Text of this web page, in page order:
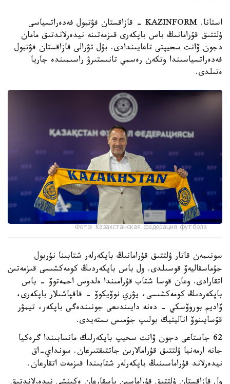
استانا. KAZINFORM - قازاقستان فۋتبول فەدەراتسياسى
ۇلتتىق قۇرامانىڭ باس باپكەرى قىزمەتىنە نيدەرلاندتىق مامان
دجون ۆانت سحيپتى تاعايىندادى. بۇل تۋرالى قازاقستان فۋتبول
فەدەراتسياسىندا وتكەن رەسمي تانىستىرۋ راسىمىندە جاريا
ەتىلدى.
Фото: Казахстанская федерация футбола
سونىمەن قاتار ۇلتتىق قۇرامانىڭ باپكەرلەر شتابىنا نۇربول
جۇماسقاليەۆ قوسىلدى. ول باس باپكەردىڭ كومەكشىسى قىزمەتىن
اتقارادى. وعان قوسا شتاب قۇرامىندا ەلدوس احمەتوۆ - باس
باپكەردىڭ كومەكشىسى، يۋري نوۆيكوۆ - قاقپاشىلار باپكەرى،
ۆاديم بوروۆسكي - دەنە دايىندىعى جونىندەگى باپكەر، تيمۋر
قۇسايىنوۆ اناليتيك بولىپ جۇمىس ىستەيدى.
62 جاستاعى دجون ۆانت سحيپ باپكەرلىك مانسابىندا گرەكيا
جانە ارمەنيا ۇلتتىق قۇرامالارىن جاتتىقتىرعان. سونداي-اق
نيدەرلاند قۇراماسىنىڭ باپكەرلەر شتابىندا قىزمەت اتقارعان.